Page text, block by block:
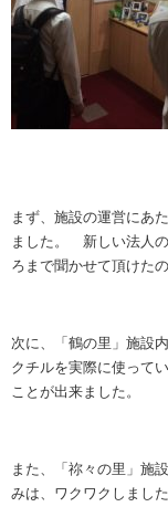
まず、施設の運営にあ
ました。 新しい法人
ろまで聞かせて頂けた
次に、「鶴の里」施設
クチルを実際に使って
ことが出来ました。
また、「祢々の里」施
みは、ワクワクしました